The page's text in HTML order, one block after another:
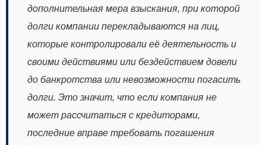
дополнительная мера взыскания, при которой
долги компании перекладываются на лиц,
которые контролировали её деятельность и
своими действиями или бездействием довели
до банкротства или невозможности погасить
долги. Это значит, что если компания не
может рассчитаться с кредиторами,
последние вправе требовать погашения